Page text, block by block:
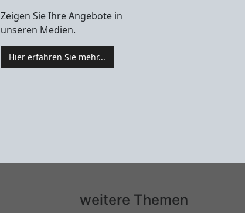
Zeigen Sie Ihre Angebote in
unseren Medien.
Hier erfahren Sie mehr...
weitere Themen